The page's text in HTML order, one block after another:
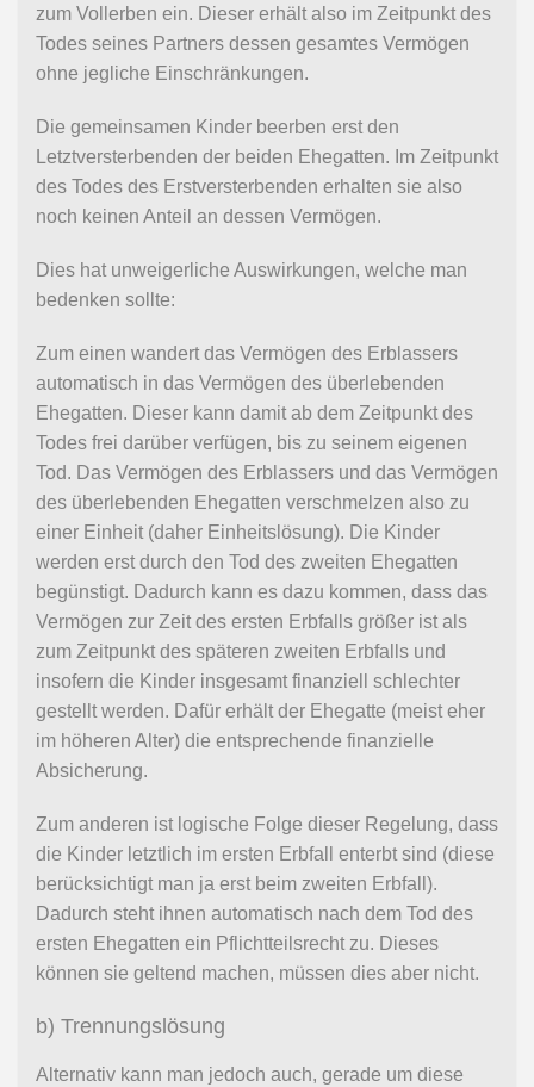
zum Vollerben ein. Dieser erhält also im Zeitpunkt des
Todes seines Partners dessen gesamtes Vermögen
ohne jegliche Einschränkungen.
Die gemeinsamen Kinder beerben erst den
Letztversterbenden der beiden Ehegatten. Im Zeitpunkt
des Todes des Erstversterbenden erhalten sie also
noch keinen Anteil an dessen Vermögen.
Dies hat unweigerliche Auswirkungen, welche man
bedenken sollte:
Zum einen wandert das Vermögen des Erblassers
automatisch in das Vermögen des überlebenden
Ehegatten. Dieser kann damit ab dem Zeitpunkt des
Todes frei darüber verfügen, bis zu seinem eigenen
Tod. Das Vermögen des Erblassers und das Vermögen
des überlebenden Ehegatten verschmelzen also zu
einer Einheit (daher Einheitslösung). Die Kinder
werden erst durch den Tod des zweiten Ehegatten
begünstigt. Dadurch kann es dazu kommen, dass das
Vermögen zur Zeit des ersten Erbfalls größer ist als
zum Zeitpunkt des späteren zweiten Erbfalls und
insofern die Kinder insgesamt finanziell schlechter
gestellt werden. Dafür erhält der Ehegatte (meist eher
im höheren Alter) die entsprechende finanzielle
Absicherung.
Zum anderen ist logische Folge dieser Regelung, dass
die Kinder letztlich im ersten Erbfall enterbt sind (diese
berücksichtigt man ja erst beim zweiten Erbfall).
Dadurch steht ihnen automatisch nach dem Tod des
ersten Ehegatten ein Pflichtteilsrecht zu. Dieses
können sie geltend machen, müssen dies aber nicht.
b) Trennungslösung
Alternativ kann man jedoch auch, gerade um diese